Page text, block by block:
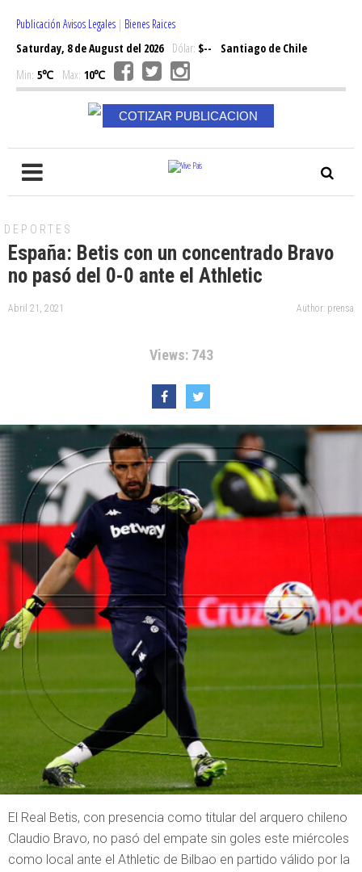
Publicación Avisos Legales | Bienes Raices
Saturday, 8 de August del 2026Dólar: $--
Santiago de Chile
Min: 5℃ Max: 10℃
COTIZAR PUBLICACION
DEPORTES
España: Betis con un concentrado Bravo
no pasó del 0-0 ante el Athletic
Abril 21, 2021 Author: prensa
Views: 743
El Real Betis, con presencia como titular del arquero chileno
Claudio Bravo, no pasó del empate sin goles este miércoles
como local ante el Athletic de Bilbao en partido válido por la